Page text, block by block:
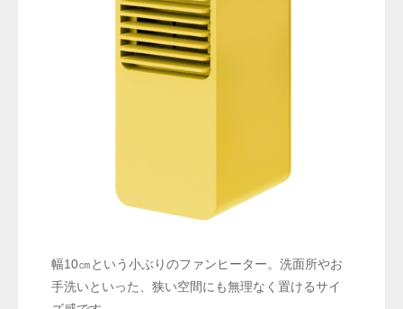
幅10㎝という小ぶりのファンヒーター。洗面所やお
手洗いといった、狭い空間にも無理なく置けるサイ